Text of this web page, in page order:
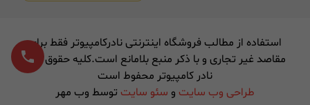
استفاده از مطالب فروشگاه اینترنتی نادرکامپیوتر فقط برای
مقاصد غیر تجاری و با ذکر منبع بلامانع است.کلیه حقوق برای
نادر کامپیوتر محفوط است
طراحی وب سایت و سئو سایت توسط وب مهر